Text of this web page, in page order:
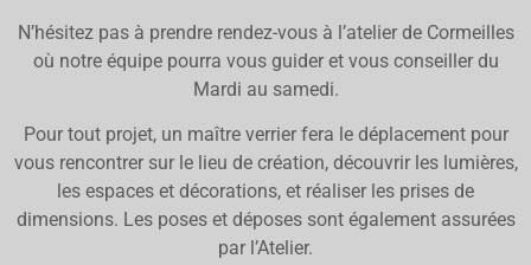
N’hésitez pas à prendre rendez-vous à l’atelier de Cormeilles
où notre équipe pourra vous guider et vous conseiller du
Mardi au samedi.
Pour tout projet, un maître verrier fera le déplacement pour
vous rencontrer sur le lieu de création, découvrir les lumières,
les espaces et décorations, et réaliser les prises de
dimensions. Les poses et déposes sont également assurées
par l’Atelier.